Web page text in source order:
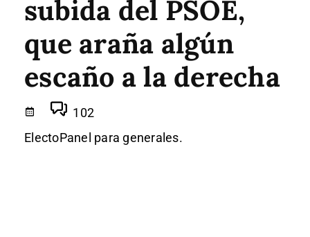
subida del PSOE,
que araña algún
escaño a la derecha
102
ElectoPanel para generales.